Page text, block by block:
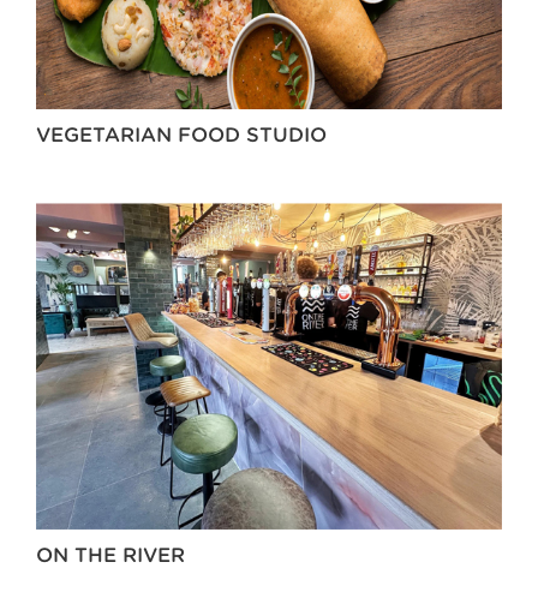
VEGETARIAN FOOD STUDIO
ON THE RIVER